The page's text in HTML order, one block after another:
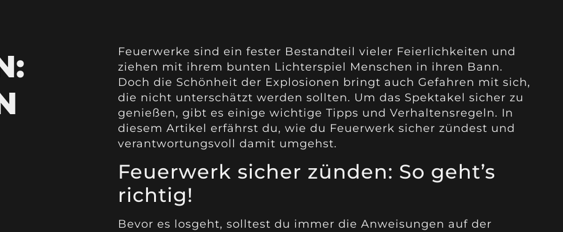
Feuerwerke sind ein fester Bestandteil vieler Feierlichkeiten und
ziehen mit ihrem bunten Lichterspiel Menschen in ihren Bann.
Doch die Schönheit der Explosionen bringt auch Gefahren mit sich,
die nicht unterschätzt werden sollten. Um das Spektakel sicher zu
genießen, gibt es einige wichtige Tipps und Verhaltensregeln. In
diesem Artikel erfährst du, wie du Feuerwerk sicher zündest und
verantwortungsvoll damit umgehst.
Feuerwerk sicher zünden: So geht’s
richtig!
Bevor es losgeht, solltest du immer die Anweisungen auf der